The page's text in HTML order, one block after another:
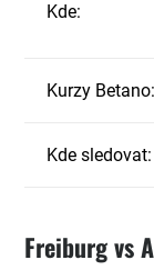
Kde:
Kurzy Betano:
Kde sledovat:
Freiburg vs